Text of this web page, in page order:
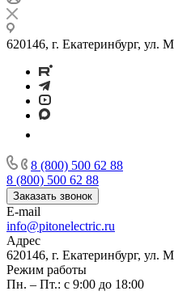
620146, г. Екатеринбург, ул.
8 (800) 500 62 88
8 (800) 500 62 88
Заказать звонок
E-mail
info@pitonelectric.ru
Адрес
620146, г. Екатеринбург, ул.
Режим работы
Пн. – Пт.: с 9:00 до 18:00